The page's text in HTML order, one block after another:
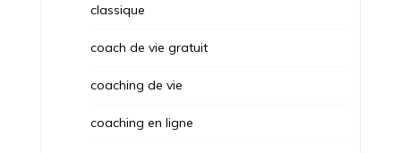
classique
coach de vie gratuit
coaching de vie
coaching en ligne